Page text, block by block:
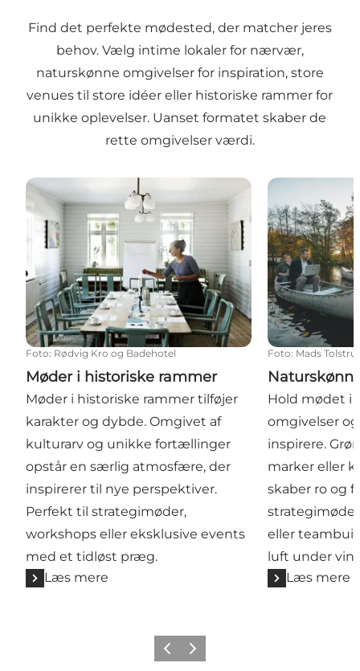
Find det perfekte mødested, der matcher jeres
behov. Vælg intime lokaler for nærvær,
naturskønne omgivelser for inspiration, store
venues til store idéer eller historiske rammer for
unikke oplevelser. Uanset formatet skaber de
rette omgivelser værdi.
Møder i historiske rammer
Foto: Rødvig Kro og Badehotel
Møder i historiske rammer
Møder i historiske rammer tilføjer
karakter og dybde. Omgivet af
kulturarv og unikke fortællinger
opstår en særlig atmosfære, der
inspirerer til nye perspektiver.
Perfekt til strategimøder,
workshops eller eksklusive events
med et tidløst præg.
Læs mere
Naturskønne
Foto: Mads
Hold mødet i
omgivelser
inspirere.
marker eller
skaber ro og
eller
luft under
Læs mere
ForrigeNæste